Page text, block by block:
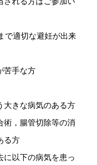
で適切な避妊が出来
苦手な方
大きな病気のある方
術，腸管切除等の消
る方
に以下の病気を患っ